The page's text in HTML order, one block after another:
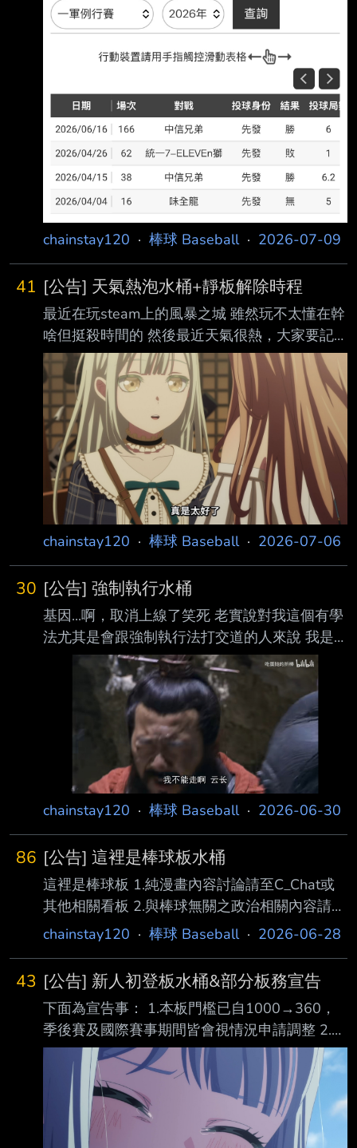
治療評估約需3個月，預計本季例行賽無法再出
清湖出戰中信兄弟，先發6局失1分被擊出2支安
打 、 : 投出5次奪三振，拿下本季第2勝。 :
https://www.threads.com/@animo_tw/post/Dajv
jAMj6
chainstay120 · 棒球 Baseball· 2026-07-09
41 [公告] 天氣熱泡水桶+靜板解除時程
最近在玩steam上的風暴之城 雖然玩不太懂在幹
啥但挺殺時間的 然後最近天氣很熱，大家要記
得多喝水 以下幾件事情宣布 1.板規 板規v8.0將
於2026/07/18 00:00起正式實施 詳情請看下面
這篇常駐置底的公告 [公告] 板規v8.0實施預告
#1gIFpE3W (Baseball) 2.靜板 經與組務確認，
原先在違規積案處理完畢前會一直維持靜板 但
為配合新版板規上線，同步於2026/07/18解除
詳細分時仍需依群組長作業流程為主 3.水桶 原
先需待組務審結違規積案才計算累犯尚未處理的
違規 經協
chainstay120 · 棒球 Baseball· 2026-07-06
30 [公告] 強制執行水桶
基因...啊，取消上線了笑死 老實說對我這個有學
法尤其是會跟強制執行法打交道的人來說 我是
真的沒想過這個法學名詞可以被拿來這樣用 總
的來說這幾天真的是看的很有趣 另外提醒 看比
賽的時候就算再火大也不要無憑無據說主審收
錢、球員打假球等言論 不然被送來檢舉板的時
候板主們也救不了你 要檢舉的話請幫我注意中
間是有空格的 #1gFeZtDa (Baseball) 至於靜板
到啥時請看這篇 #1gFeZtDa (Baseball) 關於有
些已經判決為啥還不執行的也還是看這篇 以下
水桶公告後執行 ============
chainstay120 · 棒球 Baseball· 2026-06-30
86 [公告] 這裡是棒球板水桶
這裡是棒球板 1.純漫畫內容討論請至C_Chat或
其他相關看板 2.與棒球無關之政治相關內容請尋
找更適合的專板討論 3.不是3/05~6/21的違規等
進來達標一樣會發永桶 4.看比賽的時候很氣很怒
但也不要說專業人士收錢、受賄、賭博、檢調調
查等 以下水桶公告後執行，發文者併同刪文
==================================
==================================
========== #1gFdXe7V (Base
chainstay120 · 棒球 Baseball· 2026-06-28
43 [公告] 新人初登板水桶&部分板務宣告
下面為宣告事： 1.本板門檻已自1000→360，
季後賽及國際賽事期間皆會視情況申請調整 2.依
群組長公告#1gD_-7BQ (Baseball) 靜板需視
Base_Picket板 積案處理進度而定，因此目前還
不會解除 3.檢舉板3/05至6/21期間之檢舉案由
組務負責審理 6/21後之檢舉案由新任板主審理
4.部分新板主已審結的檢舉案目前尚未執行 需等